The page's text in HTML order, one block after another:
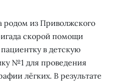
из Приволжского
скорой помощи
в детскую
№1 для проведения
лёгких. В результате